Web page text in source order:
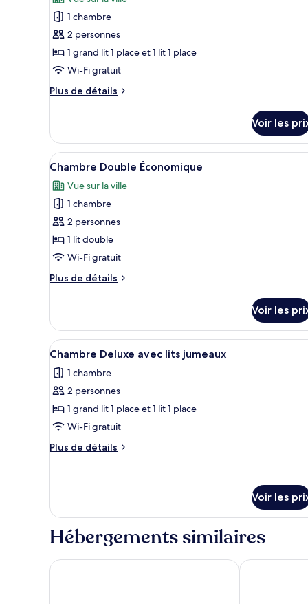
Triple
Standard
les
photos
pour
ce
type
chambre :
avec
lits
jumeaux
1 chambre
2 personnes
1 grand lit 1 place et 1 lit 1 place
Wi-Fi gratuit
Plus de détails
Plus
le
type
de
Chambre
Standard
avec
lits
jumeaux
Voir les
Afficher
toutes
les
photos
pour
ce
type
chambre :
Économique
Une chambre d’hôtel avec
3
Chambre Double Économique
Vue sur la ville
1 chambre
2 personnes
1 lit double
Wi-Fi gratuit
Plus de détails
Plus
le
type
de
Chambre
Double
Voir les
Afficher
toutes
les
photos
pour
ce
type
de
avec
lits
Une chambre d’hôtel avec
3
Chambre Deluxe avec lits jumeaux
1 chambre
2 personnes
1 grand lit 1 place et 1 lit 1 place
Wi-Fi gratuit
Plus de détails
Plus
type
de
chambre
Chambre
Deluxe
avec
Voir les
Hébergements similaires
Hotel Real Life Hotel Mardia